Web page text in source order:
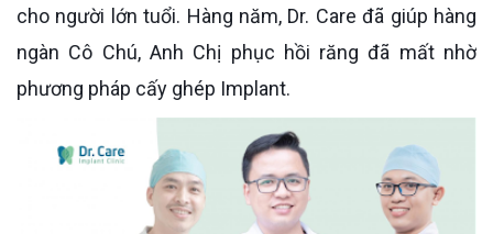
cho người lớn tuổi. Hàng năm, Dr. Care đã giúp hàng
ngàn Cô Chú, Anh Chị phục hồi răng đã mất nhờ
phương pháp cấy ghép Implant.